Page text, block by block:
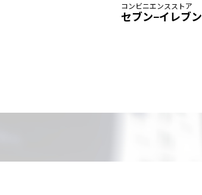
コンビニエンスストア
セブン−イレブン